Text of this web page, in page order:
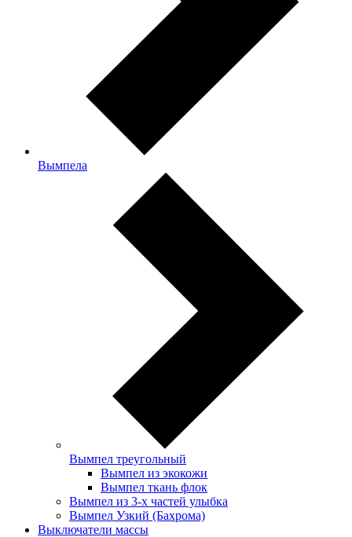
Вымпела
Вымпел треугольный
Вымпел из экокожи
Вымпел ткань флок
Вымпел из 3-х частей улыбка
Вымпел Узкий (Бахрома)
Выключатели массы